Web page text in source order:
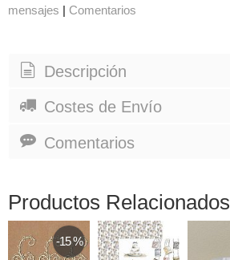
mensajes | Comentarios
Descripción
Costes de Envío
Comentarios
Productos Relacionados
-15 %